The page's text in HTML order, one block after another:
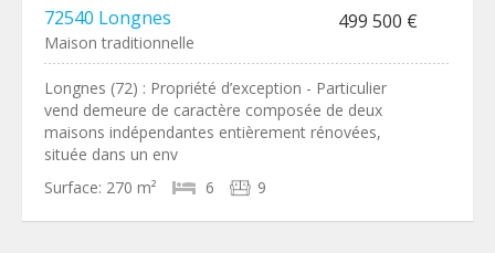
72540 Longnes 499 500 €
Maison traditionnelle
Longnes (72) : Propriété d’exception - Particulier
vend demeure de caractère composée de deux
maisons indépendantes entièrement rénovées,
située dans un env
Surface: 270 m² 6 9